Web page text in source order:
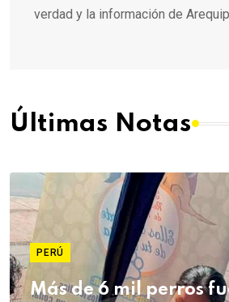
verdad y la información de
Últimas Notas
PERÚ
Más de 6 mil perros